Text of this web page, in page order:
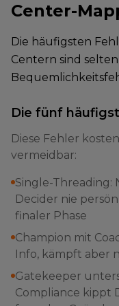
Center-
Die häufigsten
Centern sind
Die fünf
Diese Fehler
vermeidbar:
Single-Threading:
Decider nie
finaler Phase
Champion mit
Info, kämpft aber
Gatekeeper
Compliance kippt